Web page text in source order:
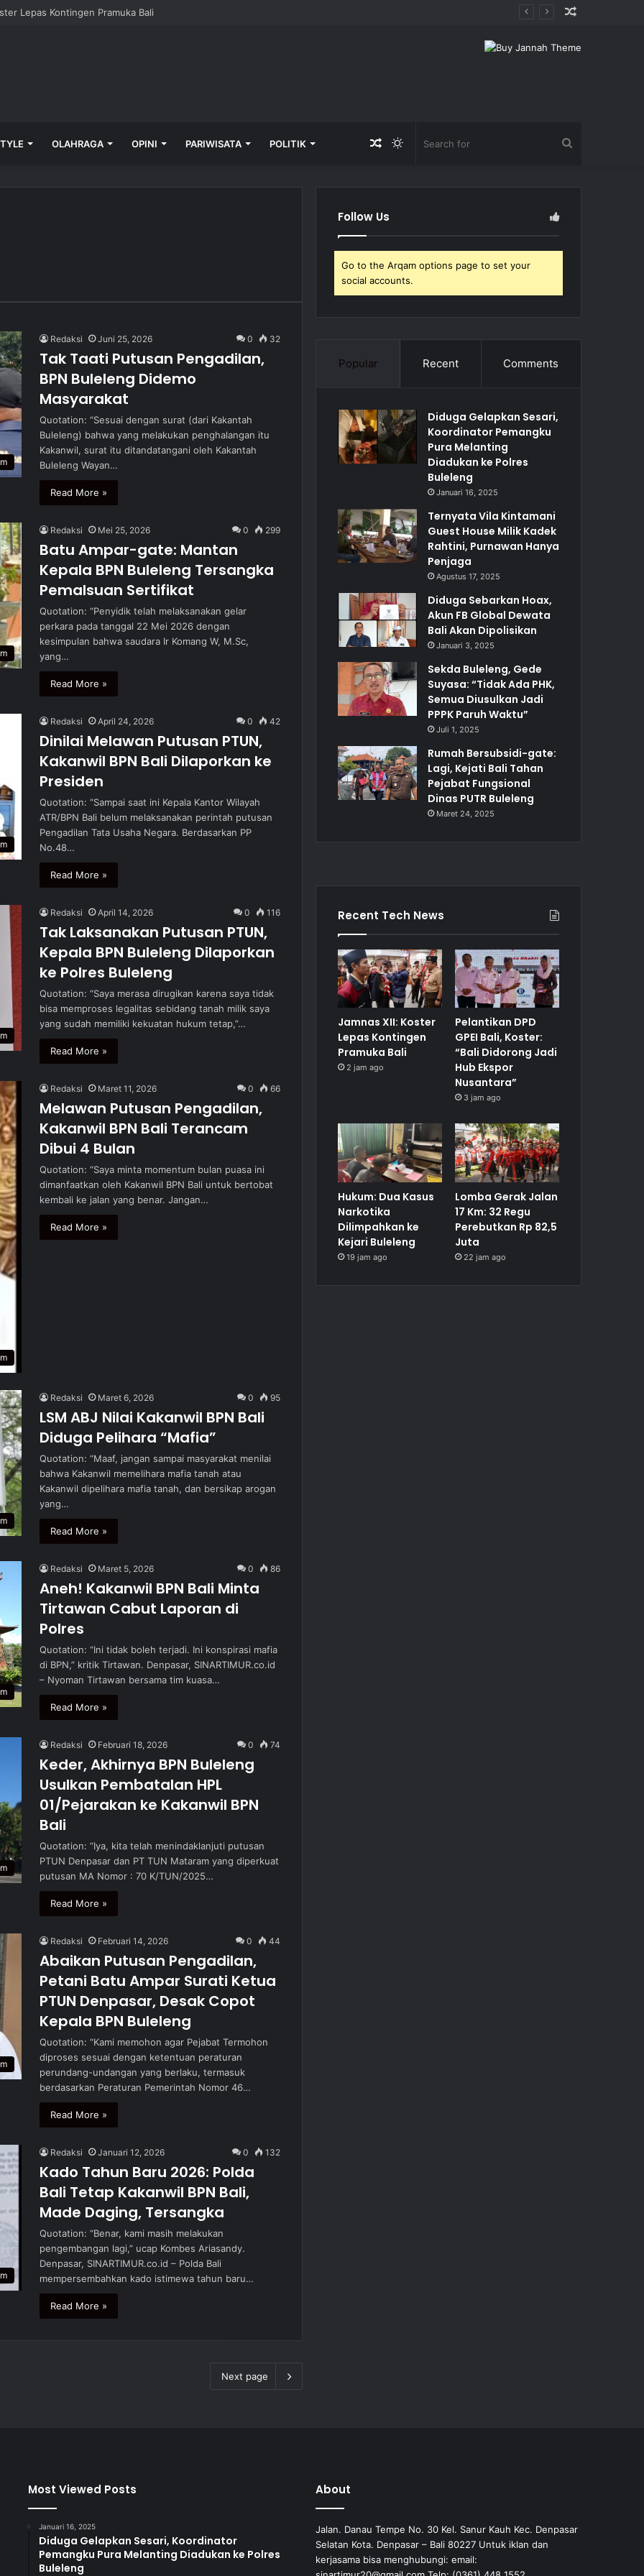
GPEI Bali, Koster: “Bali Didorong Jadi Hub Ekspor Nusantara”
OLAHRAGA OPINI PARIWISATA POLITIK Switch
Random
Redaksi Juni 25, 2026 0 32
Tak Taati Putusan Pengadilan,
BPN Buleleng Didemo
Masyarakat
Quotation: “Sesuai dengan surat (dari Kakantah
Buleleng) bahwa yang melakukan penghalangan itu
Kakanwil, surat itu ditandatangani oleh Kakantah
Buleleng Wayan…
Read More »
Redaksi Mei 25, 2026 0 299
Batu Ampar-gate: Mantan
Kepala BPN Buleleng Tersangka
Pemalsuan Sertifikat
Quotation: “Penyidik telah melaksanakan gelar
perkara pada tanggal 22 Mei 2026 dengan
kesimpulan bahwa saudara Ir Komang W, M.Sc,
yang…
Read More »
Redaksi April 24, 2026 0 42
Dinilai Melawan Putusan PTUN,
Kakanwil BPN Bali Dilaporkan ke
Presiden
Quotation: “Sampai saat ini Kepala Kantor Wilayah
ATR/BPN Bali belum melaksanakan perintah putusan
Pengadilan Tata Usaha Negara. Berdasarkan PP
No.48…
Read More »
Redaksi April 14, 2026 0 116
Tak Laksanakan Putusan PTUN,
Kepala BPN Buleleng Dilaporkan
ke Polres Buleleng
Quotation: “Saya merasa dirugikan karena saya tidak
bisa memproses legalitas sebidang tanah milik saya
yang sudah memiliki kekuatan hukum tetap,”…
Read More »
Redaksi Maret 11, 2026 0 66
Melawan Putusan Pengadilan,
Kakanwil BPN Bali Terancam
Dibui 4 Bulan
Quotation: “Saya minta momentum bulan puasa ini
dimanfaatkan oleh Kakanwil BPN Bali untuk bertobat
kembali ke jalan yang benar. Jangan…
Read More »
Redaksi Maret 6, 2026 0 95
LSM ABJ Nilai Kakanwil BPN Bali
Diduga Pelihara “Mafia”
Quotation: “Maaf, jangan sampai masyarakat menilai
bahwa Kakanwil memelihara mafia tanah atau
Kakanwil dipelihara mafia tanah, dan bersikap arogan
yang…
Read More »
Redaksi Maret 5, 2026 0 86
Aneh! Kakanwil BPN Bali Minta
Tirtawan Cabut Laporan di
Polres
Quotation: “Ini tidak boleh terjadi. Ini konspirasi mafia
di BPN,” kritik Tirtawan. Denpasar, SINARTIMUR.co.id
– Nyoman Tirtawan bersama tim kuasa…
Read More »
Redaksi Februari 18, 2026 0 74
Keder, Akhirnya BPN Buleleng
Usulkan Pembatalan HPL
01/Pejarakan ke Kakanwil BPN
Bali
Quotation: “Iya, kita telah menindaklanjuti putusan
PTUN Denpasar dan PT TUN Mataram yang diperkuat
putusan MA Nomor : 70 K/TUN/2025…
Read More »
Redaksi Februari 14, 2026 0 44
Abaikan Putusan Pengadilan,
Petani Batu Ampar Surati Ketua
PTUN Denpasar, Desak Copot
Kepala BPN Buleleng
Quotation: “Kami memohon agar Pejabat Termohon
diproses sesuai dengan ketentuan peraturan
perundang-undangan yang berlaku, termasuk
berdasarkan Peraturan Pemerintah Nomor 46…
Read More »
Redaksi Januari 12, 2026 0 132
Kado Tahun Baru 2026: Polda
Bali Tetap Kakanwil BPN Bali,
Made Daging, Tersangka
Quotation: “Benar, kami masih melakukan
pengembangan lagi,” ucap Kombes Ariasandy.
Denpasar, SINARTIMUR.co.id – Polda Bali
mempersembahkan kado istimewa tahun baru…
Read More »
Next page
Follow Us
Go to the Arqam options page to set your
social accounts.
Popular Recent Comments
Diduga Gelapkan Sesari,
Koordinator Pemangku
Pura Melanting
Diadukan ke Polres
Buleleng
Januari 16, 2025
Ternyata Vila Kintamani
Guest House Milik Kadek
Rahtini, Purnawan Hanya
Penjaga
Agustus 17, 2025
Diduga Sebarkan Hoax,
Akun FB Global Dewata
Bali Akan Dipolisikan
Januari 3, 2025
Sekda Buleleng, Gede
Suyasa: “Tidak Ada PHK,
Semua Diusulkan Jadi
PPPK Paruh Waktu”
Juli 1, 2025
Rumah Bersubsidi-gate:
Lagi, Kejati Bali Tahan
Pejabat Fungsional
Dinas PUTR Buleleng
Maret 24, 2025
Recent Tech News
Jamnas XII: Koster
Lepas Kontingen
Pramuka Bali
2 jam ago
Pelantikan DPD
GPEI Bali, Koster:
“Bali Didorong Jadi
Hub Ekspor
Nusantara”
3 jam ago
Hukum: Dua Kasus
Narkotika
Dilimpahkan ke
Kejari Buleleng
19 jam ago
Lomba Gerak Jalan
17 Km: 32 Regu
Perebutkan Rp 82,5
Juta
22 jam ago
Most Viewed Posts
Januari 16, 2025
Diduga Gelapkan Sesari, Koordinator
Pemangku Pura Melanting Diadukan ke Polres
Buleleng
About
Jalan. Danau Tempe No. 30 Kel. Sanur Kauh Kec. Denpasar
Selatan Kota. Denpasar – Bali 80227 Untuk iklan dan
kerjasama bisa menghubungi: email: